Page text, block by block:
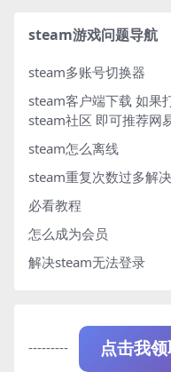
steam游戏问题导航
steam多账号切换器
steam客户端下载 如果
steam社区 即可推荐网
steam怎么离线
steam重复次数过多解
必看教程
怎么成为会员
解决steam无法登录
--------- 点击我